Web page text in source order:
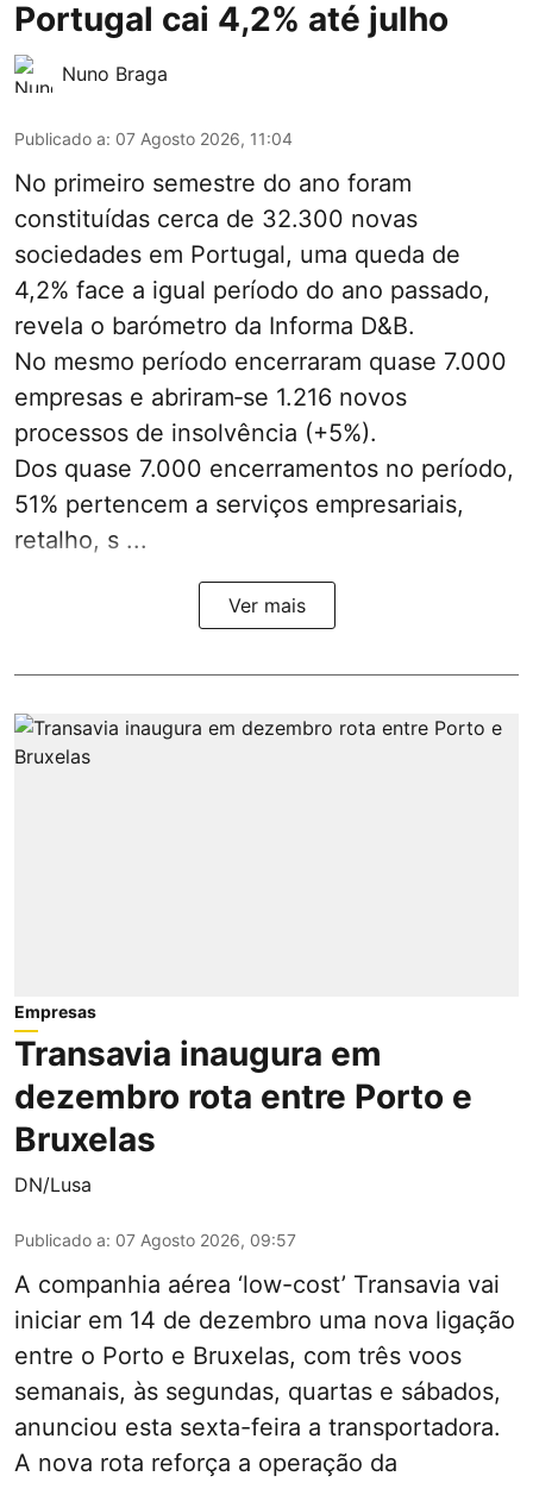
Portugal cai 4,2% até julho
Nuno Braga
Publicado a: 07 Agosto 2026, 11:04
No primeiro semestre do ano foram
constituídas cerca de 32.300 novas
sociedades em Portugal, uma queda de
4,2% face a igual período do ano passado,
revela o barómetro da Informa D&B.
No mesmo período encerraram quase 7.000
empresas e abriram‑se 1.216 novos
processos de insolvência (+5%).
Dos quase 7.000 encerramentos no período,
51% pertencem a serviços empresariais,
retalho, s ...
Ver mais
Empresas
Transavia inaugura em
dezembro rota entre Porto e
Bruxelas
DN/Lusa
Publicado a: 07 Agosto 2026, 09:57
A companhia aérea ‘low-cost’ Transavia vai
iniciar em 14 de dezembro uma nova ligação
entre o Porto e Bruxelas, com três voos
semanais, às segundas, quartas e sábados,
anunciou esta sexta-feira a transportadora.
A nova rota reforça a operação da